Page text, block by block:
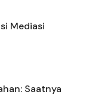
Mediasi
Saatnya